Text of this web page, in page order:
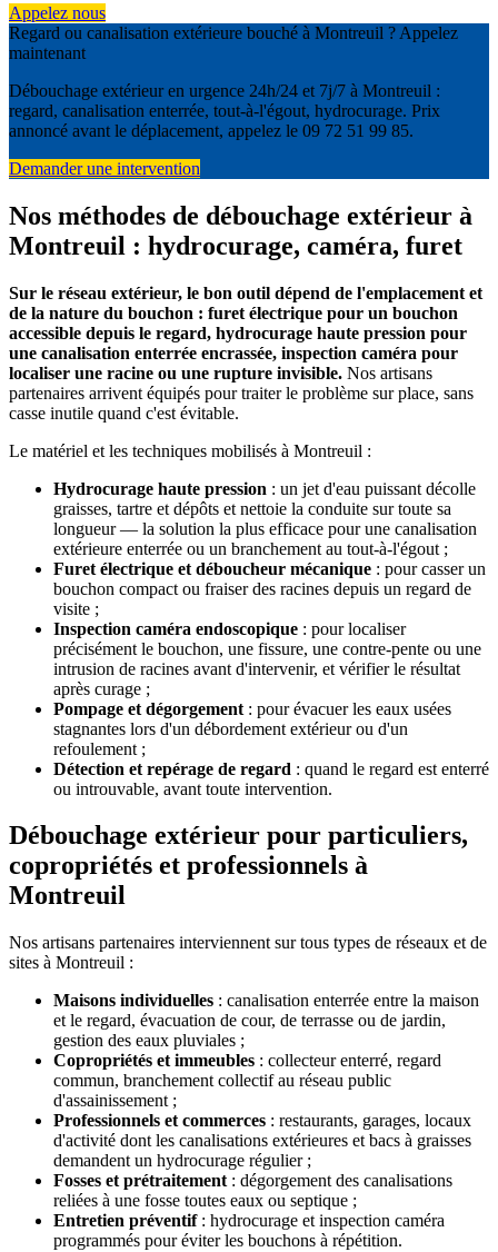
Appelez nous
Regard ou canalisation extérieure bouché à Montreuil ? Appelez
maintenant
Débouchage extérieur en urgence 24h/24 et 7j/7 à Montreuil :
regard, canalisation enterrée, tout-à-l'égout, hydrocurage. Prix
annoncé avant le déplacement, appelez le 09 72 51 99 85.
Demander une intervention
Nos méthodes de débouchage extérieur à
Montreuil : hydrocurage, caméra, furet
Sur le réseau extérieur, le bon outil dépend de l'emplacement et
de la nature du bouchon : furet électrique pour un bouchon
accessible depuis le regard, hydrocurage haute pression pour
une canalisation enterrée encrassée, inspection caméra pour
localiser une racine ou une rupture invisible. Nos artisans
partenaires arrivent équipés pour traiter le problème sur place, sans
casse inutile quand c'est évitable.
Le matériel et les techniques mobilisés à Montreuil :
Hydrocurage haute pression : un jet d'eau puissant décolle
graisses, tartre et dépôts et nettoie la conduite sur toute sa
longueur — la solution la plus efficace pour une canalisation
extérieure enterrée ou un branchement au tout-à-l'égout ;
Furet électrique et déboucheur mécanique : pour casser un
bouchon compact ou fraiser des racines depuis un regard de
visite ;
Inspection caméra endoscopique : pour localiser
précisément le bouchon, une fissure, une contre-pente ou une
intrusion de racines avant d'intervenir, et vérifier le résultat
après curage ;
Pompage et dégorgement : pour évacuer les eaux usées
stagnantes lors d'un débordement extérieur ou d'un
refoulement ;
Détection et repérage de regard : quand le regard est enterré
ou introuvable, avant toute intervention.
Débouchage extérieur pour particuliers,
copropriétés et professionnels à
Montreuil
Nos artisans partenaires interviennent sur tous types de réseaux et de
sites à Montreuil :
Maisons individuelles : canalisation enterrée entre la maison
et le regard, évacuation de cour, de terrasse ou de jardin,
gestion des eaux pluviales ;
Copropriétés et immeubles : collecteur enterré, regard
commun, branchement collectif au réseau public
d'assainissement ;
Professionnels et commerces : restaurants, garages, locaux
d'activité dont les canalisations extérieures et bacs à graisses
demandent un hydrocurage régulier ;
Fosses et prétraitement : dégorgement des canalisations
reliées à une fosse toutes eaux ou septique ;
Entretien préventif: hydrocurage et inspection caméra
programmés pour éviter les bouchons à répétition.